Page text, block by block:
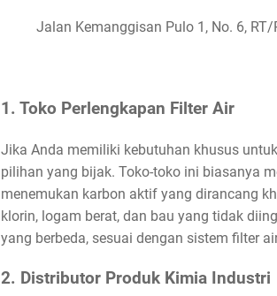
Jalan Kemanggisan Pulo 1, No. 6,
1. Toko Perlengkapan Filter Air
Jika Anda memiliki kebutuhan khusus
pilihan yang bijak. Toko-toko ini biasanya
menemukan karbon aktif yang dirancang
klorin, logam berat, dan bau yang tidak
yang berbeda, sesuai dengan sistem filter
2. Distributor Produk Kimia Industri